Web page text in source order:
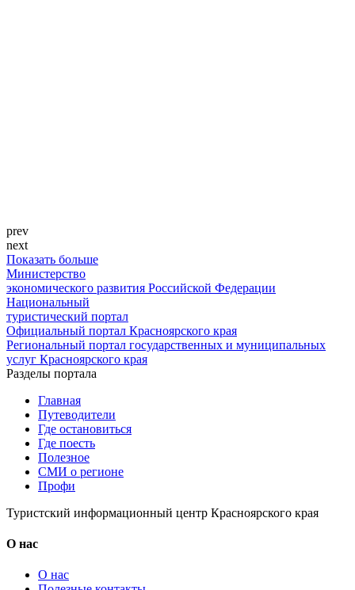
prev
next
Показать больше
Министерство
экономического развития Российской Федерации
Национальный
туристический портал
Официальный портал Красноярского края
Региональный портал государственных и муниципальных
услуг Красноярского края
Разделы портала
Главная
Путеводители
Где остановиться
Где поесть
Полезное
СМИ о регионе
Профи
Туристский информационный центр Красноярского края
О нас
О нас